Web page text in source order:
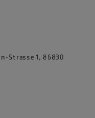
Strasse 1, 86830